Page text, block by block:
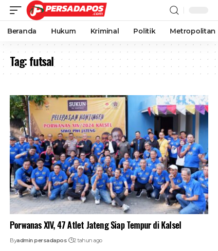
Beranda Hukum Kriminal Politik Metropolitan
Tag:futsal
Porwanas XIV, 47 Atlet Jateng Siap Tempur di Kalsel
Byadmin persadapos 2 tahun ago